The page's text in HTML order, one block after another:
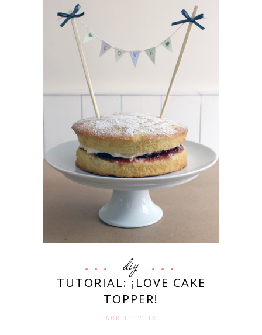
diy
TUTORIAL: ¡LOVE CAKE
TOPPER!
ABR 11. 2013